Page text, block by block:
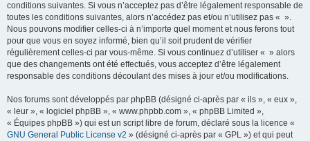
conditions suivantes. Si vous n’acceptez pas d’être légalement responsable de
toutes les conditions suivantes, alors n’accédez pas et/ou n’utilisez pas « ».
Nous pouvons modifier celles-ci à n’importe quel moment et nous ferons tout
pour que vous en soyez informé, bien qu’il soit prudent de vérifier
régulièrement celles-ci par vous-même. Si vous continuez d’utiliser « » alors
que des changements ont été effectués, vous acceptez d’être légalement
responsable des conditions découlant des mises à jour et/ou modifications.
Nos forums sont développés par phpBB (désigné ci-après par « ils », « eux »,
« leur », « logiciel phpBB », « www.phpbb.com », « phpBB Limited »,
« Équipes phpBB ») qui est un script libre de forum, déclaré sous la licence «
GNU General Public License v2 » (désigné ci-après par « GPL ») et qui peut